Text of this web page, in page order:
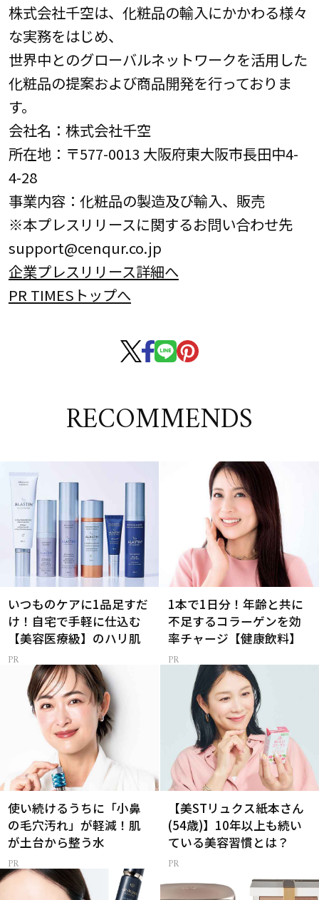
株式会社千空は、化粧品の輸入にかかわる様々
な実務をはじめ、
世界中とのグローバルネットワークを活用した
化粧品の提案および商品開発を行っておりま
す。
会社名：株式会社千空
所在地：〒577-0013 大阪府東大阪市長田中4-
4-28
事業内容：化粧品の製造及び輸入、販売
※本プレスリリースに関するお問い合わせ先
support@cenqur.co.jp
企業プレスリリース詳細へ
PR TIMESトップへ
RECOMMENDS
いつものケアに1品足すだ
け！自宅で手軽に仕込む
【美容医療級】のハリ肌
1本で1日分！年齢と共に
不足するコラーゲンを効
率チャージ【健康飲料】
使い続けるうちに「小鼻
の毛穴汚れ」が軽減！肌
が土台から整う水
【美STリュクス紙本さん
(54歳)】10年以上も続い
ている美容習慣とは？